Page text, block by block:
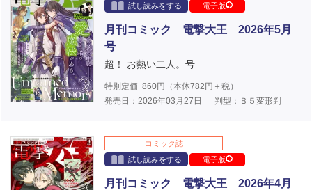
試し読みをする
電子版
月刊コミック 電撃大王 2026年5月
号
超！ お熱い二人。号
特別定価 860円（本体782円＋税）
発売日：2026年03月27日
判型：Ｂ５変形判
コミック誌
試し読みをする
電子版
月刊コミック 電撃大王 2026年4月